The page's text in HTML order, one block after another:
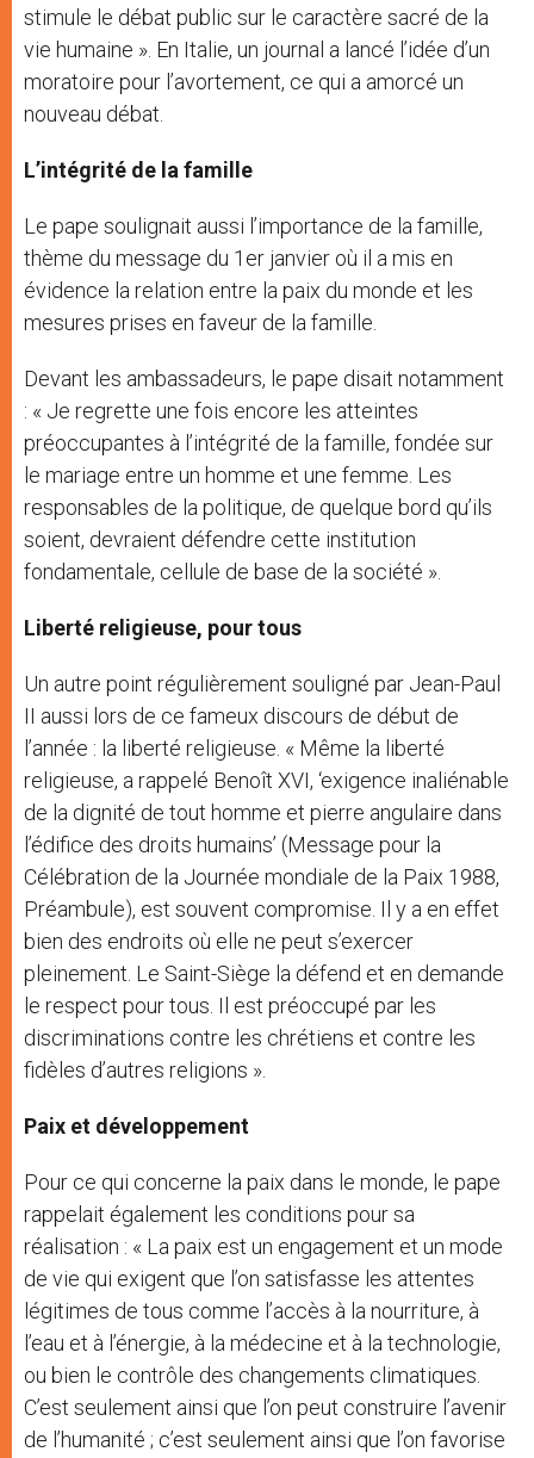
stimule le débat public sur le caractère sacré de la
vie humaine ». En Italie, un journal a lancé l’idée d’un
moratoire pour l’avortement, ce qui a amorcé un
nouveau débat.
L’intégrité de la famille
Le pape soulignait aussi l’importance de la famille,
thème du message du 1er janvier où il a mis en
évidence la relation entre la paix du monde et les
mesures prises en faveur de la famille.
Devant les ambassadeurs, le pape disait notamment
: « Je regrette une fois encore les atteintes
préoccupantes à l’intégrité de la famille, fondée sur
le mariage entre un homme et une femme. Les
responsables de la politique, de quelque bord qu’ils
soient, devraient défendre cette institution
fondamentale, cellule de base de la société ».
Liberté religieuse, pour tous
Un autre point régulièrement souligné par Jean-Paul
II aussi lors de ce fameux discours de début de
l’année : la liberté religieuse. « Même la liberté
religieuse, a rappelé Benoît XVI, ‘exigence inaliénable
de la dignité de tout homme et pierre angulaire dans
l’édifice des droits humains’ (Message pour la
Célébration de la Journée mondiale de la Paix 1988,
Préambule), est souvent compromise. Il y a en effet
bien des endroits où elle ne peut s’exercer
pleinement. Le Saint-Siège la défend et en demande
le respect pour tous. Il est préoccupé par les
discriminations contre les chrétiens et contre les
fidèles d’autres religions ».
Paix et développement
Pour ce qui concerne la paix dans le monde, le pape
rappelait également les conditions pour sa
réalisation : « La paix est un engagement et un mode
de vie qui exigent que l’on satisfasse les attentes
légitimes de tous comme l’accès à la nourriture, à
l’eau et à l’énergie, à la médecine et à la technologie,
ou bien le contrôle des changements climatiques.
C’est seulement ainsi que l’on peut construire l’avenir
de l’humanité ; c’est seulement ainsi que l’on favorise